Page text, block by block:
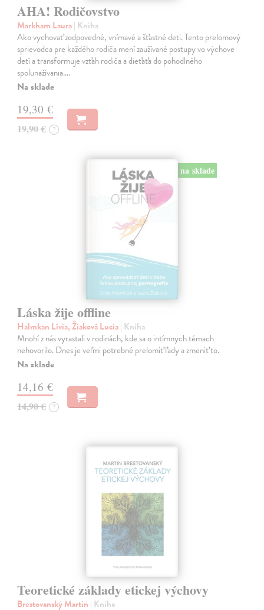
AHA! Rodičovstvo
Markham Laura| Kniha
Ako vychovať zodpovedné, vnímavé a šťastné deti. Tento prelomový
sprievodca pre každého rodiča mení zaužívané postupy vo výchove
detí a transformuje vzťah rodiča a dieťaťa do pohodlného
spolunažívania.…
Na sklade
19,30 €
19,90 € ?
na sklade
Láska žije offline
Halmkan Lívia, Žiaková Lucia| Kniha
Mnohí z nás vyrastali v rodinách, kde sa o intímnych témach
nehovorilo. Dnes je veľmi potrebné prelomiť ľady a zmeniť to.
Na sklade
14,16 €
14,90 € ?
Teoretické základy etickej výchovy
Brestovanský Martin | Kniha